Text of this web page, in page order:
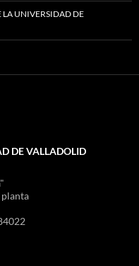
UNIVERSIDAD DE
DE VALLADOLID
planta